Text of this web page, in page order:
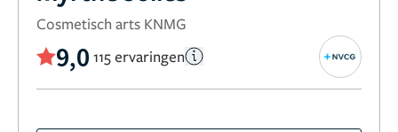
Cosmetisch arts KNMG
9,0 115 ervaringen